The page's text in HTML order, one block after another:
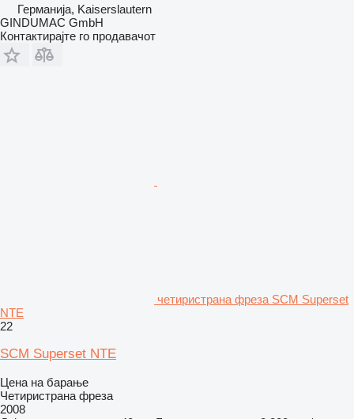
Германија, Kaiserslautern
GINDUMAC GmbH
Контактирајте го продавачот
четиристрана фреза SCM Superset
NTE
22
SCM Superset NTE
Цена на барање
Четиристрана фреза
2008